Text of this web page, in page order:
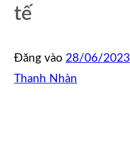
tế
Đăng vào 28/06/2023
Thanh Nhàn